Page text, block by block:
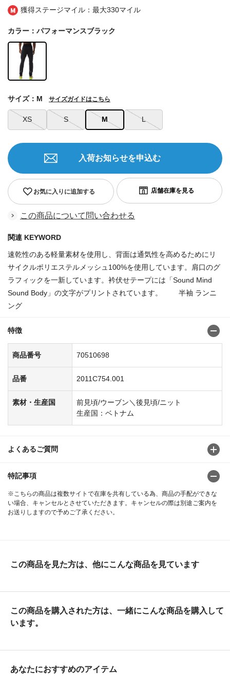
獲得ステージマイル：最大330マイル
カラー：パフォーマンスブラック
XS S M L
サイズ：M サイズガイドはこちら
お気に入りに追加する
入荷お知らせを申込む
この商品について問い合わせる
関連 KEYWORD
速乾性のある軽量素材を使用し、背面は通気性を高めるためにリ
サイクルポリエステルメッシュ100%を使用しています。肩口のグ
ラフィックを一新しています。衿伏せテープには「Sound Mind
Sound Body」の文字がプリントされています。 半袖 ランニ
ング
特徴
商品番号 70510698
品番 2011C754.001
素材・生産国
前見頃/ウーブン＼後見頃/ニット
生産国：ベトナム
よくあるご質問
特記事項
※こちらの商品は複数サイトで在庫を共有している為、商品の手配ができな
い場合、キャンセルとさせていただきます。キャンセルの際は別途ご案内を
お送りしますので予めご了承ください。
この商品を見た方は、他にこんな商品を見ています
この商品を購入された方は、一緒にこんな商品を購入して
います。
あなたにおすすめのアイテム